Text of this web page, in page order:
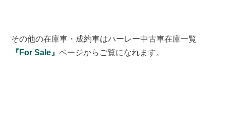
その他の在庫車・成約車はハーレー中古車在庫一覧
『For Sale』 ページからご覧になれます。